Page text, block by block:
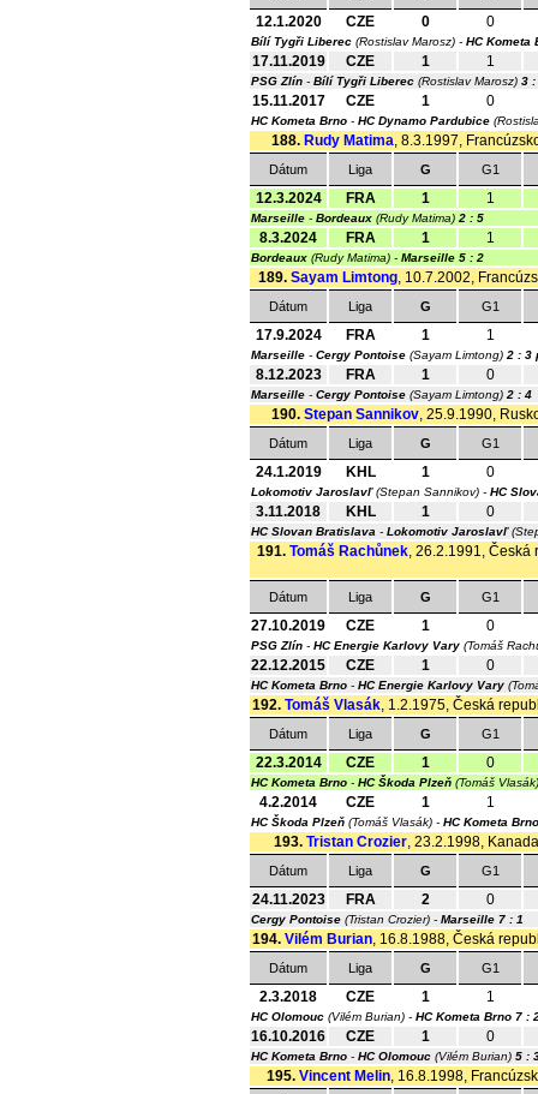
12.1.2020 CZE 0 0
Bílí Tygři Liberec (Rostislav Marosz) - HC Kometa
17.11.2019 CZE 1 1
PSG Zlín - Bílí Tygři Liberec (Rostislav Marosz) 3 :
15.11.2017 CZE 1 0
HC Kometa Brno - HC Dynamo Pardubice
188. Rudy Matima, 8.3.1997,
Dátum Liga G G1
12.3.2024 FRA 1 1
Marseille - Bordeaux (Rudy Matima) 2 : 5
8.3.2024 FRA 1 1
Bordeaux (Rudy Matima) - Marseille 5 : 2
189. Sayam Limtong, 10.7.2002,
Dátum Liga G G1
17.9.2024 FRA 1 1
Marseille - Cergy Pontoise (Sayam Limtong) 2 : 3
8.12.2023 FRA 1 0
Marseille - Cergy Pontoise (Sayam Limtong) 2 : 4
190. Stepan Sannikov, 25.9.1990,
Dátum Liga G G1
24.1.2019 KHL 1 0
Lokomotiv Jaroslavľ(Stepan Sannikov) - HC
3.11.2018 KHL 1 0
HC Slovan Bratislava - Lokomotiv Jaroslavľ
191. Tomáš Rachůnek, 26.2.1991, Česká
Dátum Liga G G1
27.10.2019 CZE 1 0
PSG Zlín - HC Energie Karlovy Vary (Tomáš
22.12.2015 CZE 1 0
HC Kometa Brno - HC Energie Karlovy Vary
192. Tomáš Vlasák, 1.2.1975, Česká
Dátum Liga G G1
22.3.2014 CZE 1 0
HC Kometa Brno - HC Škoda Plzeň (Tomáš
4.2.2014 CZE 1 1
HC Škoda Plzeň (Tomáš Vlasák) - HC Kometa Brno
193. Tristan Crozier, 23.2.1998,
Dátum Liga G G1
24.11.2023 FRA 2 0
Cergy Pontoise (Tristan Crozier) - Marseille 7 : 1
194. Vilém Burian, 16.8.1988, Česká
Dátum Liga G G1
2.3.2018 CZE 1 1
HC Olomouc (Vilém Burian) - HC Kometa Brno 7 :
16.10.2016 CZE 1 0
HC Kometa Brno - HC Olomouc (Vilém Burian) 5 :
195. Vincent Melin, 16.8.1998,